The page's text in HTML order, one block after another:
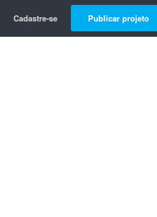
Cadastre-se Publicar projeto